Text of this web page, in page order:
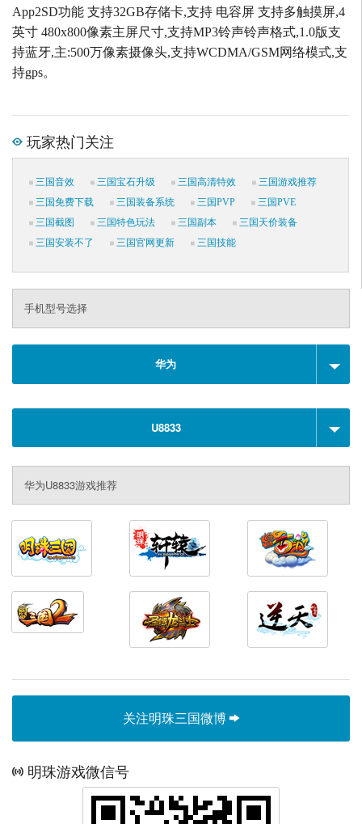
App2SD功能 支持32GB存储卡,支持 电容屏 支持多触摸屏,4
英寸 480x800像素主屏尺寸,支持MP3铃声铃声格式,1.0版支
持蓝牙,主:500万像素摄像头,支持WCDMA/GSM网络模式,支
持gps。
玩家热门关注
三国音效 三国宝石升级 三国高清特效
三国游戏推荐
三国免费下载
三国装备系统 三国PVP
三国PVE
三国截图
三国特色玩法 三国副本
三国天价装备
三国安装不了
三国官网更新 三国技能
手机型号选择
华为
U8833
华为U8833游戏推荐
关注明珠三国微博
明珠游戏微信号